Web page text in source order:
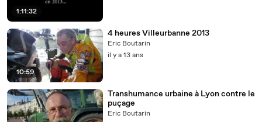
1:11:32
10:59
4 heures Villeurbanne 2013
Eric Boutarin
il y a 13 ans
Transhumance urbaine à Lyon contre le
puçage
Eric Boutarin